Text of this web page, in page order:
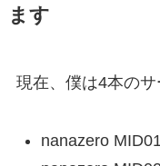
ます
現在、僕は4本のサ
nanazero